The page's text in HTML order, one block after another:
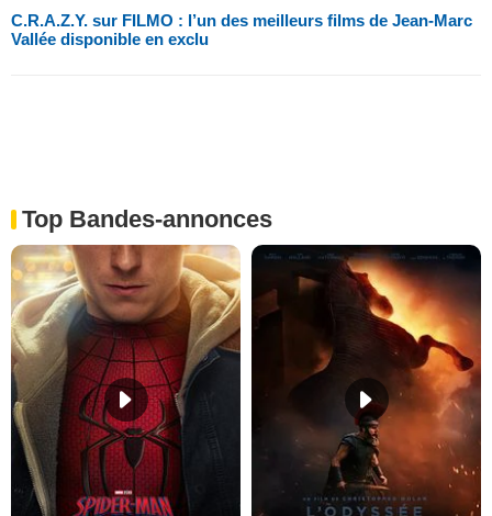
C.R.A.Z.Y. sur FILMO : l’un des meilleurs films de Jean-Marc
Vallée disponible en exclu
Top Bandes-annonces